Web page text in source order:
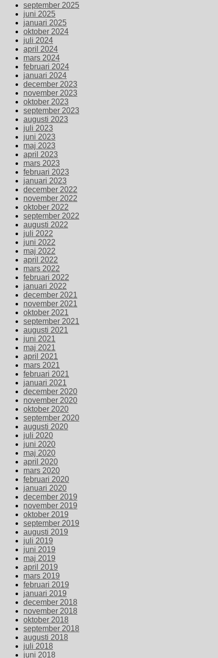
september 2025
juni 2025
januari 2025
oktober 2024
juli 2024
april 2024
mars 2024
februari 2024
januari 2024
december 2023
november 2023
oktober 2023
september 2023
augusti 2023
juli 2023
juni 2023
maj 2023
april 2023
mars 2023
februari 2023
januari 2023
december 2022
november 2022
oktober 2022
september 2022
augusti 2022
juli 2022
juni 2022
maj 2022
april 2022
mars 2022
februari 2022
januari 2022
december 2021
november 2021
oktober 2021
september 2021
augusti 2021
juni 2021
maj 2021
april 2021
mars 2021
februari 2021
januari 2021
december 2020
november 2020
oktober 2020
september 2020
augusti 2020
juli 2020
juni 2020
maj 2020
april 2020
mars 2020
februari 2020
januari 2020
december 2019
november 2019
oktober 2019
september 2019
augusti 2019
juli 2019
juni 2019
maj 2019
april 2019
mars 2019
februari 2019
januari 2019
december 2018
november 2018
oktober 2018
september 2018
augusti 2018
juli 2018
juni 2018